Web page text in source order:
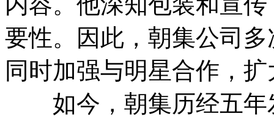
要性。因此，朝集公司
同时加强与明星合作，
如今，朝集历经五年